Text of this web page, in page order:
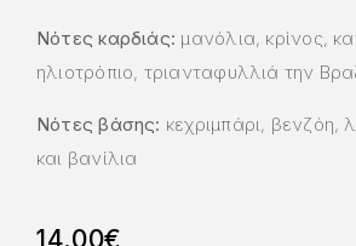
Νότες καρδιάς: μανόλια, κρίνος,
ηλιοτρόπιο, τριανταφυλλιά την
Νότες βάσης: κεχριμπάρι, βενζόη,
και βανίλια
14.00€